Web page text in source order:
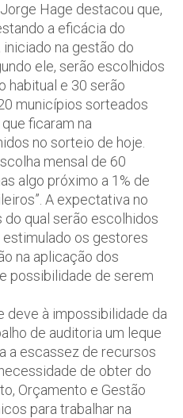
Hage destacou que,
a eficácia do
na gestão do
ele, serão escolhidos
habitual e 30 serão
municípios sorteados
ficaram na
no sorteio de hoje.
mensal de 60
algo próximo a 1% de
A expectativa no
qual serão escolhidos
os gestores
na aplicação dos
possibilidade de serem
deve à impossibilidade da
de auditoria um leque
a escassez de recursos
de obter do
Orçamento e Gestão
para trabalhar na